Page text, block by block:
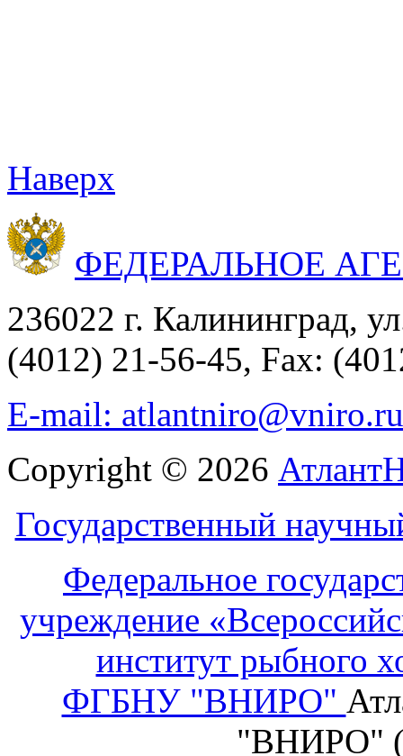
Наверх
ФЕДЕРАЛЬНОЕ
236022 г. Калининград,
(4012) 21-56-45, Fax:
E-mail: atlantniro@vniro.ru
Copyright © 2026
Государственный
Федеральное
учреждение
институт рыбного
ФГБНУ "ВНИРО"
"ВНИРО"